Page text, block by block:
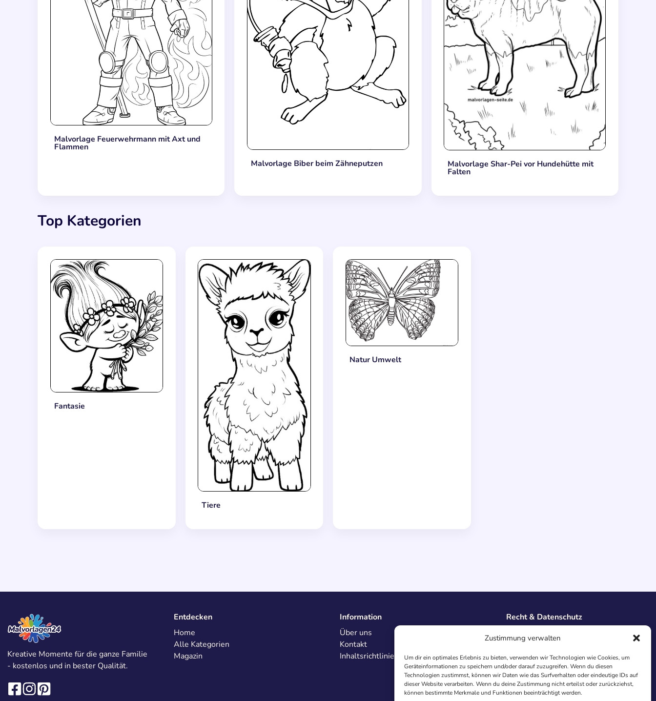
Zustimmung verwalten
Um dir ein optimales Erlebnis zu bieten, verwenden wir Technologien wie Cookies, um
Geräteinformationen zu speichern und/oder darauf zuzugreifen. Wenn du diesen
Technologien zustimmst, können wir Daten wie das Surfverhalten oder eindeutige IDs auf
dieser Website verarbeiten. Wenn du deine Zustimmung nicht erteilst oder zurückziehst,
können bestimmte Merkmale und Funktionen beeinträchtigt werden.
Malvorlage Feuerwehrmann mit Axt und
Flammen
Malvorlage Biber beim Zähneputzen
Malvorlage Shar-Pei vor Hundehütte mit
Falten
Top Kategorien
Fantasie
Tiere
Natur Umwelt
Kreative Momente für die ganze Familie
- kostenlos und in bester Qualität.
Entdecken
Home
Alle Kategorien
Magazin
Information
Über uns
Kontakt
Inhaltsrichtlinien
Recht & Datenschutz
Datenschutz
AGB
Cookies